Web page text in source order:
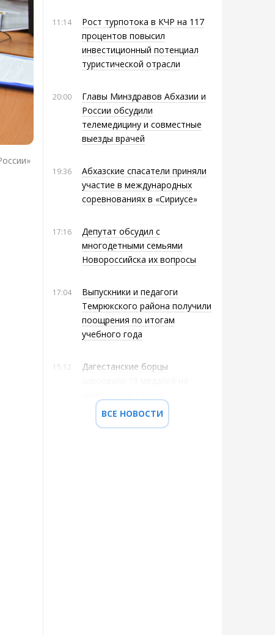
11:14
Рост турпотока в КЧР на 117
процентов повысил
инвестиционный потенциал
туристической отрасли
20:00
Главы Минздравов Абхазии и
России обсудили
телемедицину и совместные
выезды врачей
19:36
Абхазские спасатели приняли
участие в международных
соревнованиях в «Сириусе»
17:16
Депутат обсудил с
многодетными семьями
Новороссийска их вопросы
17:04
Выпускники и педагоги
Темрюкского района получили
поощрения по итогам
учебного года
15:12
Дагестанские борцы
ВСЕ НОВОСТИ